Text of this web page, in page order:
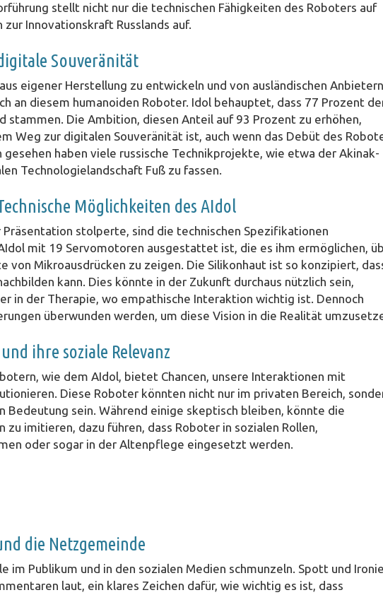
stellt nicht nur die technischen Fähigkeiten des Roboters auf
Innovationskraft Russlands auf.
Souveränität
eigener Herstellung zu entwickeln und von ausländischen Anbietern
an diesem humanoiden Roboter. Idol behauptet, dass 77 Prozent
stammen. Die Ambition, diesen Anteil auf 93 Prozent zu erhöhen,
Weg zur digitalen Souveränität ist, auch wenn das Debüt des
haben viele russische Technikprojekte, wie etwa der Akinak-
Technologielandschaft Fuß zu fassen.
Möglichkeiten des AIdol
stolperte, sind die technischen Spezifikationen
mit 19 Servomotoren ausgestattet ist, die es ihm ermöglichen,
von Mikroausdrücken zu zeigen. Die Silikonhaut ist so konzipiert,
kann. Dies könnte in der Zukunft durchaus nützlich sein,
in der Therapie, wo empathische Interaktion wichtig ist. Dennoch
überwunden werden, um diese Vision in die Realität
ihre soziale Relevanz
wie dem AIdol, bietet Chancen, unsere Interaktionen mit
Diese Roboter könnten nicht nur im privaten Bereich,
Bedeutung sein. Während einige skeptisch bleiben, könnte die
zu imitieren, dazu führen, dass Roboter in sozialen Rollen,
oder sogar in der Altenpflege eingesetzt werden.
die Netzgemeinde
im Publikum und in den sozialen Medien schmunzeln. Spott und Ironie
laut, ein klares Zeichen dafür, wie wichtig es ist, dass